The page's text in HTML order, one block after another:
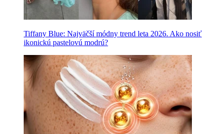
Tiffany Blue: Najväčší módny trend leta 2026. Ako nosiť
ikonickú pastelovú modrú?